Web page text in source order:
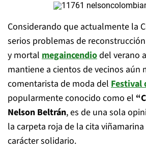
Considerando que actualmente la
serios problemas de
y mortal megaincendiodel verano
mantiene a cientos de vecinos aún
comentarista de moda del Festival
popularmente conocido como el
Nelson Beltrán, es de una sola
la carpeta roja de la cita
carácter solidario.